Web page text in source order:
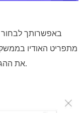
את ההגדרות, כגון קצב הדגימה, ערוצי האודיו ועוד.